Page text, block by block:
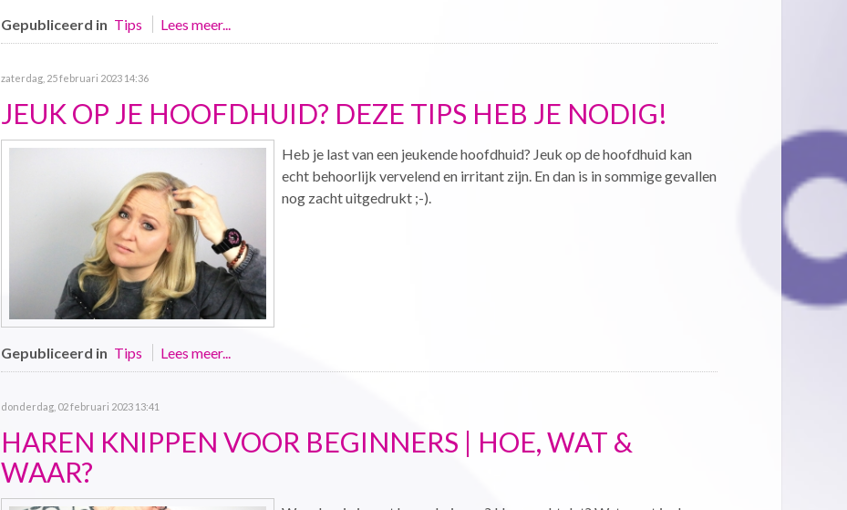
Gepubliceerd in Tips Lees meer...
zaterdag, 25 februari 2023 14:36
JEUK OP JE HOOFDHUID? DEZE TIPS HEB JE NODIG!
Heb je last van een jeukende hoofdhuid? Jeuk op de hoofdhuid kan
echt behoorlijk vervelend en irritant zijn. En dan is in sommige gevallen
nog zacht uitgedrukt ;-).
Gepubliceerd in Tips Lees meer...
donderdag, 02 februari 2023 13:41
HAREN KNIPPEN VOOR BEGINNERS | HOE, WAT &
WAAR?